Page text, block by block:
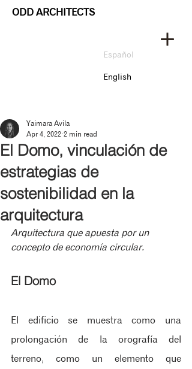
ODD ARCHITECTS
Español
English
El Domo, vinculación de
estrategias de
sostenibilidad en la
arquitectura
Yaimara Avila
Apr 4, 2022 2 min read
Arquitectura que apuesta por un
concepto de economía circular.
El Domo
El edificio se muestra como una
prolongación de la orografía del
terreno, como un elemento que